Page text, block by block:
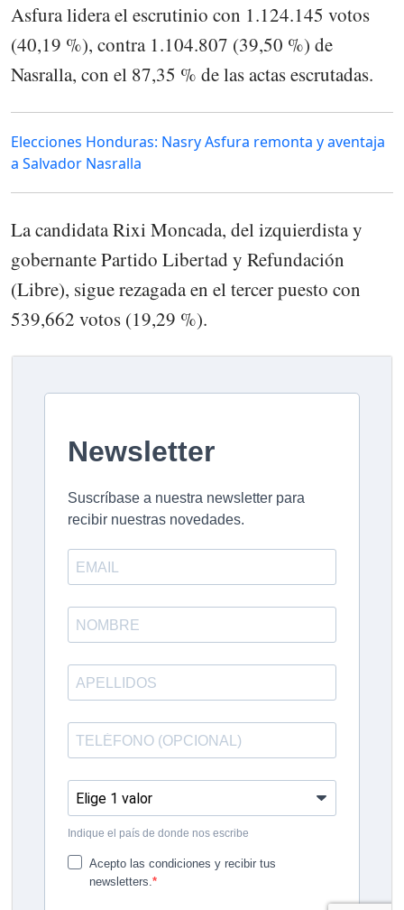
Asfura lidera el escrutinio con 1.124.145 votos
(40,19 %), contra 1.104.807 (39,50 %) de
Nasralla, con el 87,35 % de las actas escrutadas.
Elecciones Honduras: Nasry Asfura remonta y aventaja
a Salvador Nasralla
La candidata Rixi Moncada, del izquierdista y
gobernante Partido Libertad y Refundación
(Libre), sigue rezagada en el tercer puesto con
539,662 votos (19,29 %).